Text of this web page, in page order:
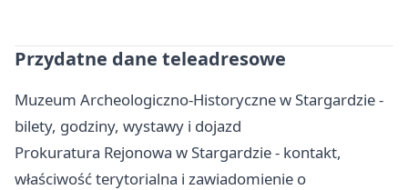
Przydatne dane teleadresowe
Muzeum Archeologiczno-Historyczne w Stargardzie -
bilety, godziny, wystawy i dojazd
Prokuratura Rejonowa w Stargardzie - kontakt,
właściwość terytorialna i zawiadomienie o